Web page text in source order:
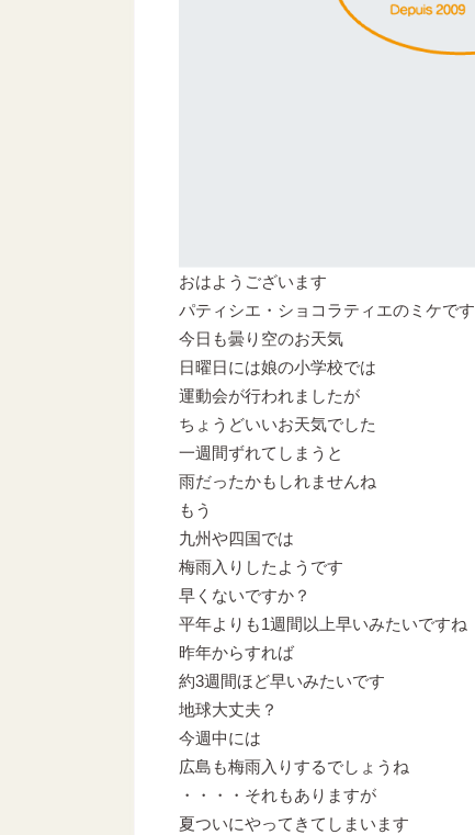
おはようございます
パティシエ・ショコラティエのミケです
今日も曇り空のお天気
日曜日には娘の小学校では
運動会が行われましたが
ちょうどいいお天気でした
一週間ずれてしまうと
雨だったかもしれませんね
もう
九州や四国では
梅雨入りしたようです
早くないですか？
平年よりも1週間以上早いみたいですね
昨年からすれば
約3週間ほど早いみたいです
地球大丈夫？
今週中には
広島も梅雨入りするでしょうね
・・・・それもありますが
夏ついにやってきてしまいます